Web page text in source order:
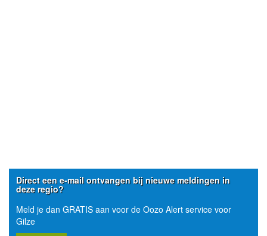
Direct een e-mail ontvangen bij nieuwe meldingen in
deze regio?
Meld je dan GRATIS aan voor de Oozo Alert service voor
Gilze